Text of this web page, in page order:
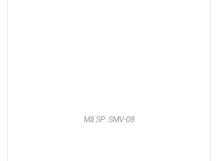
Mã SP: SMV-08